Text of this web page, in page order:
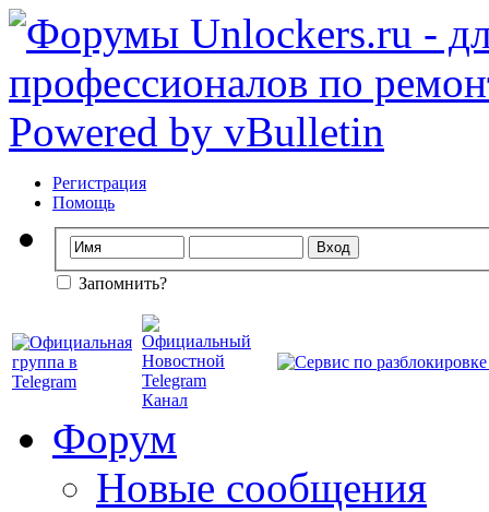
Регистрация
Помощь
Запомнить?
Форум
Новые сообщения